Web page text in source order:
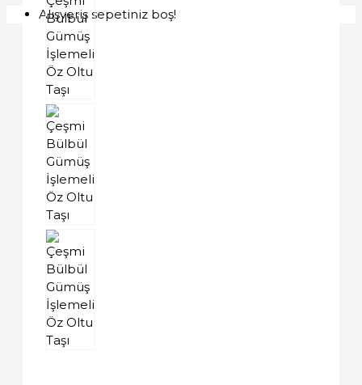
Alışveriş sepetiniz boş!